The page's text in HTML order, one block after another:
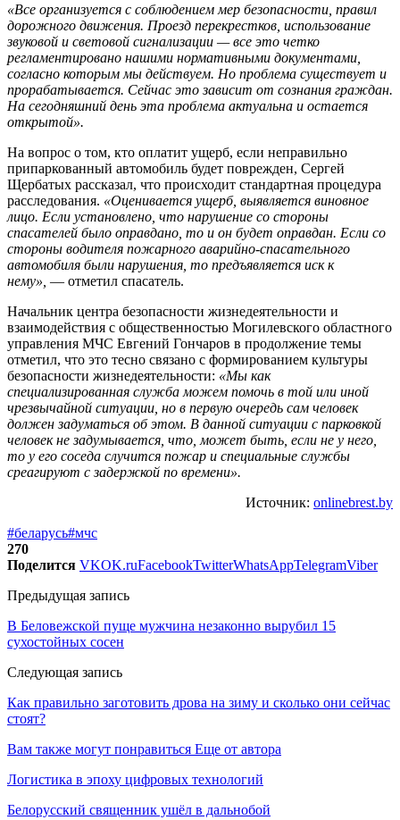
«Все организуется с соблюдением мер безопасности, правил
дорожного движения. Проезд перекрестков, использование
звуковой и световой сигнализации — все это четко
регламентировано нашими нормативными документами,
согласно которым мы действуем. Но проблема существует и
прорабатывается. Сейчас это зависит от сознания граждан.
На сегодняшний день эта проблема актуальна и остается
открытой».
На вопрос о том, кто оплатит ущерб, если неправильно
припаркованный автомобиль будет поврежден, Сергей
Щербатых рассказал, что происходит стандартная процедура
расследования. «Оценивается ущерб, выявляется виновное
лицо. Если установлено, что нарушение со стороны
спасателей было оправдано, то и он будет оправдан. Если со
стороны водителя пожарного аварийно-спасательного
автомобиля были нарушения, то предъявляется иск к
нему», — отметил спасатель.
Начальник центра безопасности жизнедеятельности и
взаимодействия с общественностью Могилевского областного
управления МЧС Евгений Гончаров в продолжение темы
отметил, что это тесно связано с формированием культуры
безопасности жизнедеятельности: «Мы как
специализированная служба можем помочь в той или иной
чрезвычайной ситуации, но в первую очередь сам человек
должен задуматься об этом. В данной ситуации с парковкой
человек не задумывается, что, может быть, если не у него,
то у его соседа случится пожар и специальные службы
среагируют с задержкой по времени».
Источник: onlinebrest.by
#беларусь#мчс
270
Поделится VKOK.ruFacebookTwitterWhatsAppTelegramViber
Предыдущая запись
В Беловежской пуще мужчина незаконно вырубил 15
сухостойных сосен
Следующая запись
Как правильно заготовить дрова на зиму и сколько они сейчас
стоят?
Вам также могут понравиться Еще от автора
Логистика в эпоху цифровых технологий
Белорусский священник ушёл в дальнобой